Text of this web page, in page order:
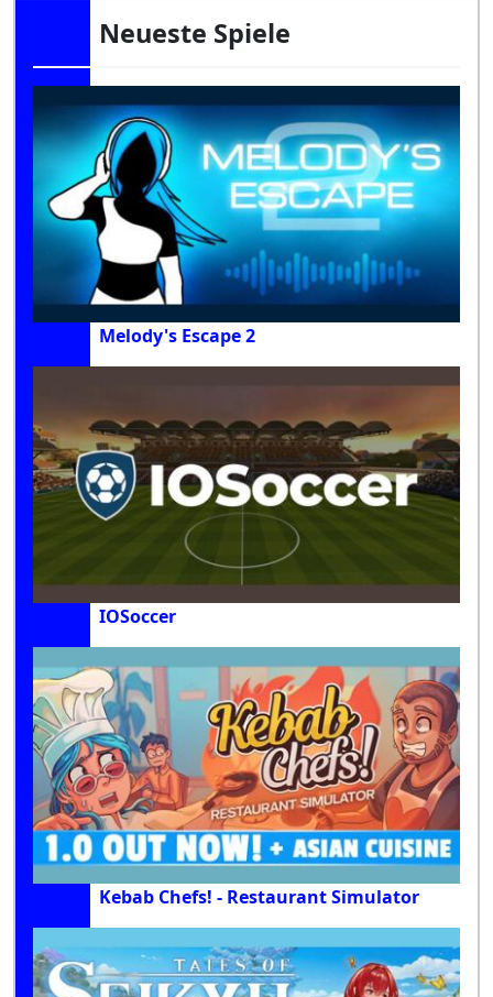
Neueste Spiele
Melody's Escape 2
IOSoccer
Kebab Chefs! - Restaurant Simulator